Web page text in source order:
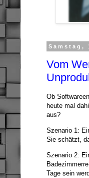
Samstag,
Vom
Ob
heute mal
aus?
Szenario 1:
Sie schätzt,
Szenario 2:
Tage sein